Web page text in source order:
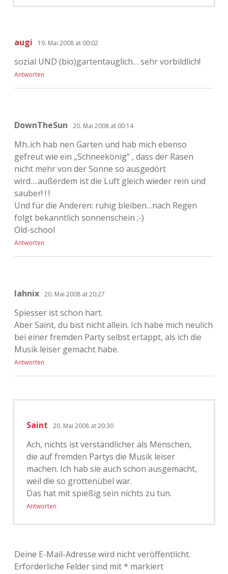
augi 19. Mai 2008 at 00:02
sozial UND (bio)gartentauglich… sehr vorbildlich!
Antworten
DownTheSun 20. Mai 2008 at 00:14
Mh..ich hab nen Garten und hab mich ebenso
gefreut wie ein „Schneekönig“ , dass der Rasen
nicht mehr von der Sonne so ausgedört
wird….außerdem ist die Luft gleich wieder rein und
sauber! ! !
Und für die Anderen: ruhig bleiben…nach Regen
folgt bekanntlich sonnenschein ;-)
Old-school
Antworten
lahnix 20. Mai 2008 at 20:27
Spiesser ist schon hart.
Aber Saint, du bist nicht allein. Ich habe mich neulich
bei einer fremden Party selbst ertappt, als ich die
Musik leiser gemacht habe.
Antworten
Saint 20. Mai 2008 at 20:30
Ach, nichts ist verständlicher als Menschen,
die auf fremden Partys die Musik leiser
machen. Ich hab sie auch schon ausgemacht,
weil die so grottenübel war.
Das hat mit spießig sein nichts zu tun.
Antworten
Deine E-Mail-Adresse wird nicht veröffentlicht.
Erforderliche Felder sind mit* markiert